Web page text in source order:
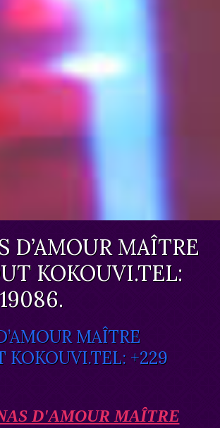
D’AMOUR MAÎTRE
KOKOUVI.TEL:
MAÎTRE
KOKOUVI.TEL: +229
D'AMOUR MAÎTRE